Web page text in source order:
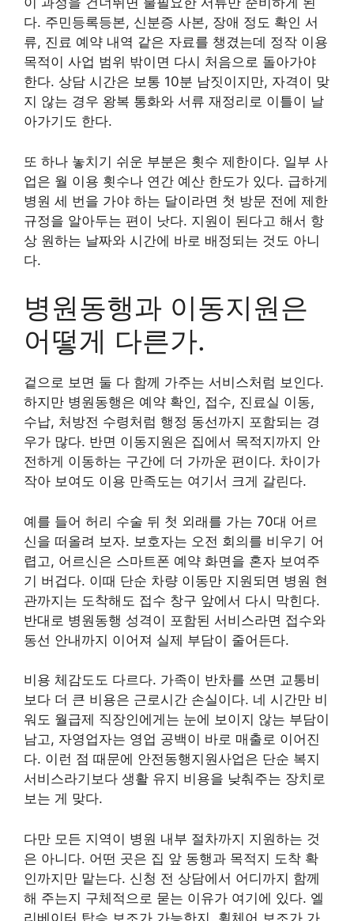
다. 주민등록등본, 신분증 사본, 장애 정도 확인 서
류, 진료 예약 내역 같은 자료를 챙겼는데 정작 이용
목적이 사업 범위 밖이면 다시 처음으로 돌아가야
한다. 상담 시간은 보통 10분 남짓이지만, 자격이 맞
지 않는 경우 왕복 통화와 서류 재정리로 이틀이 날
아가기도 한다.
또 하나 놓치기 쉬운 부분은 횟수 제한이다. 일부 사
업은 월 이용 횟수나 연간 예산 한도가 있다. 급하게
병원 세 번을 가야 하는 달이라면 첫 방문 전에 제한
규정을 알아두는 편이 낫다. 지원이 된다고 해서 항
상 원하는 날짜와 시간에 바로 배정되는 것도 아니
다.
병원동행과 이동지원은
어떻게 다른가.
겉으로 보면 둘 다 함께 가주는 서비스처럼 보인다.
하지만 병원동행은 예약 확인, 접수, 진료실 이동,
수납, 처방전 수령처럼 행정 동선까지 포함되는 경
우가 많다. 반면 이동지원은 집에서 목적지까지 안
전하게 이동하는 구간에 더 가까운 편이다. 차이가
작아 보여도 이용 만족도는 여기서 크게 갈린다.
예를 들어 허리 수술 뒤 첫 외래를 가는 70대 어르
신을 떠올려 보자. 보호자는 오전 회의를 비우기 어
렵고, 어르신은 스마트폰 예약 화면을 혼자 보여주
기 버겁다. 이때 단순 차량 이동만 지원되면 병원 현
관까지는 도착해도 접수 창구 앞에서 다시 막힌다.
반대로 병원동행 성격이 포함된 서비스라면 접수와
동선 안내까지 이어져 실제 부담이 줄어든다.
비용 체감도도 다르다. 가족이 반차를 쓰면 교통비
보다 더 큰 비용은 근로시간 손실이다. 네 시간만 비
워도 월급제 직장인에게는 눈에 보이지 않는 부담이
남고, 자영업자는 영업 공백이 바로 매출로 이어진
다. 이런 점 때문에 안전동행지원사업은 단순 복지
서비스라기보다 생활 유지 비용을 낮춰주는 장치로
보는 게 맞다.
다만 모든 지역이 병원 내부 절차까지 지원하는 것
은 아니다. 어떤 곳은 집 앞 동행과 목적지 도착 확
인까지만 맡는다. 신청 전 상담에서 어디까지 함께
해 주는지 구체적으로 묻는 이유가 여기에 있다. 엘
리베이터 탑승 보조가 가능한지, 휠체어 보조가 가